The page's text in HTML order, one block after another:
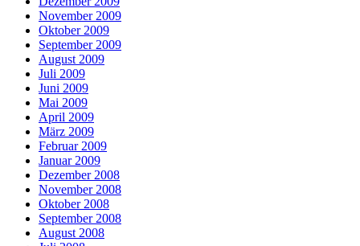
November 2009
Oktober 2009
September 2009
August 2009
Juli 2009
Juni 2009
Mai 2009
April 2009
März 2009
Februar 2009
Januar 2009
Dezember 2008
November 2008
Oktober 2008
September 2008
August 2008